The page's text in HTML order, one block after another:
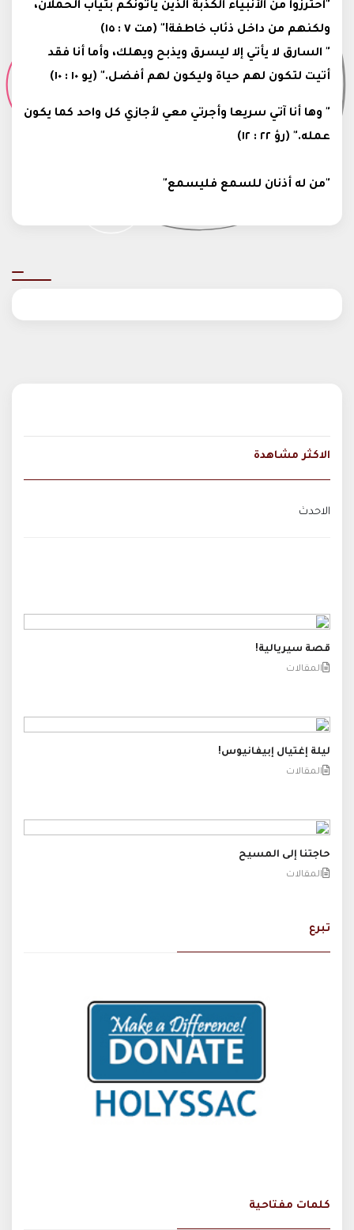
"احترزوا من الأنبياء الكذبة الذين يأتونكم بثياب الحملان،
ولكنهم من داخل ذئاب خاطفة!" (مت ٧ : ١٥)
" السارق لا يأتي إلا ليسرق ويذبح ويهلك، وأما أنا فقد
أتيت لتكون لهم حياة وليكون لهم أفضل." (يو ١٠ : ١٠)
" وها أنا آتي سريعا وأجرتي معي لأجازي كل واحد كما يكون
عمله." (رؤ ٢٢ : ١٢)
"من له أذنان للسمع فليسمع"
الاكثر مشاهدة
الاحدث
قصة سيريالية!
المقالات
ليلة إغتيال إبيفانيوس!
المقالات
حاجتنا إلى المسيح
المقالات
تبرع
كلمات مفتاحية